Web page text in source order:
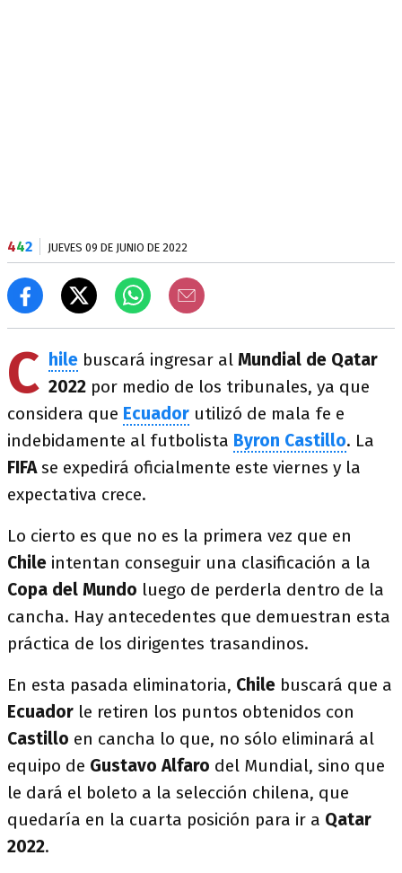
442 JUEVES 09 DE JUNIO DE 2022
C hile buscará ingresar al Mundial de Qatar
2022 por medio de los tribunales, ya que
considera que Ecuador utilizó de mala fe e
indebidamente al futbolista Byron Castillo. La
FIFAse expedirá oficialmente este viernes y la
expectativa crece.
Lo cierto es que no es la primera vez que en
Chile intentan conseguir una clasificación a la
Copa del Mundo luego de perderla dentro de la
cancha. Hay antecedentes que demuestran esta
práctica de los dirigentes trasandinos.
En esta pasada eliminatoria, Chile buscará que a
Ecuador le retiren los puntos obtenidos con
Castillo en cancha lo que, no sólo eliminará al
equipo de Gustavo Alfaro del Mundial, sino que
le dará el boleto a la selección chilena, que
quedaría en la cuarta posición para ir a Qatar
2022.